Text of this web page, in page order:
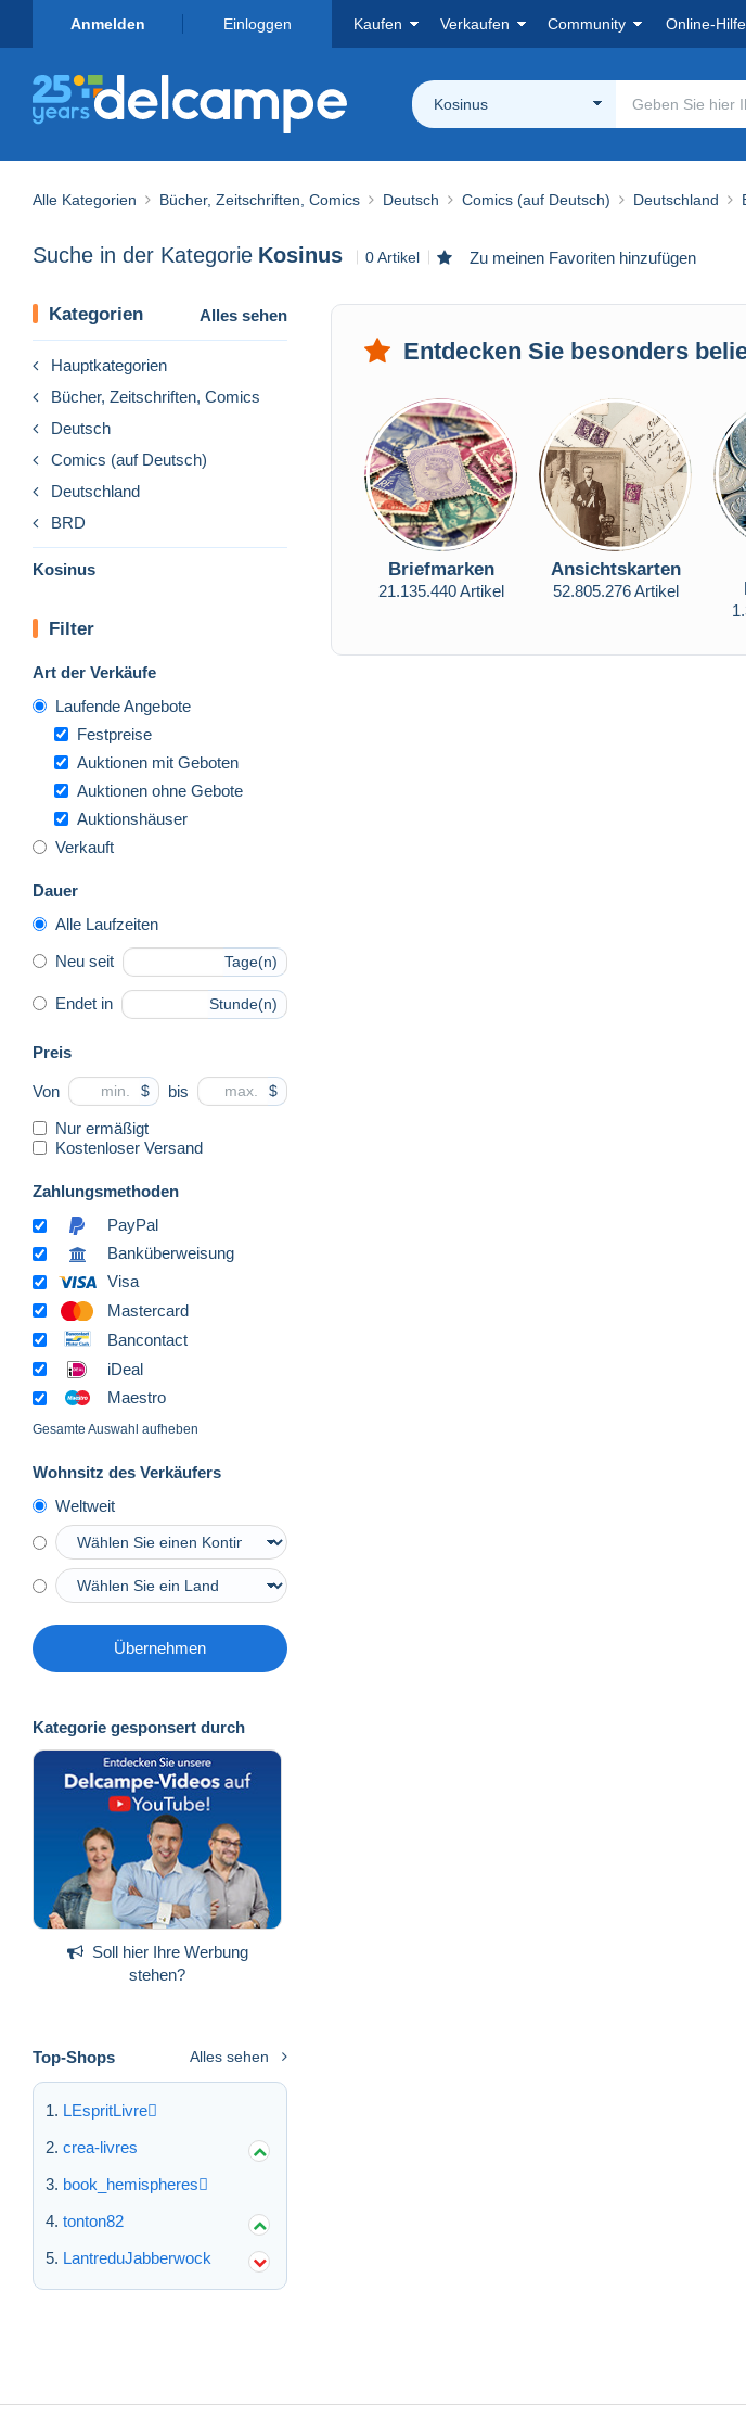
Anmelden Einloggen Kaufen Verkaufen Community Online-Hilfe
Kosinus
Alle Kategorien Bücher, Zeitschriften, Comics Deutsch Comics (auf Deutsch) Deutschland
Suche in der Kategorie Kosinus 0 Artikel Zu meinen Favoriten hinzufügen
Kategorien Alles sehen
Hauptkategorien
Bücher, Zeitschriften, Comics
Deutsch
Comics (auf Deutsch)
Deutschland
BRD
Kosinus
Filter
Art der Verkäufe
Laufende Angebote
Festpreise
Auktionen mit Geboten
Auktionen ohne Gebote
Auktionshäuser
Verkauft
Dauer
Alle Laufzeiten
Neu seit Tage(n)
Endet in Stunde(n)
Preis
Von $ bis $
Nur ermäßigt
Kostenloser Versand
Zahlungsmethoden
PayPal
Banküberweisung
Visa
Mastercard
Bancontact
iDeal
Maestro
Gesamte Auswahl aufheben
Wohnsitz des Verkäufers
Weltweit
Übernehmen
Kategorie gesponsert durch
Soll hier Ihre Werbung
stehen?
Top-Shops Alles sehen
LEspritLivre
crea-livres
book_hemispheres
tonton82
LantreduJabberwock
Entdecken Sie besonders
Briefmarken
21.135.440 Artikel
Ansichtskarten
52.805.276 Artikel